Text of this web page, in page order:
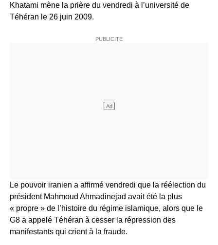
Khatami mène la prière du vendredi à l’université de
Téhéran le 26 juin 2009.
Le pouvoir iranien a affirmé vendredi que la réélection du
président Mahmoud Ahmadinejad avait été la plus
« propre » de l’histoire du régime islamique, alors que le
G8 a appelé Téhéran à cesser la répression des
manifestants qui crient à la fraude.